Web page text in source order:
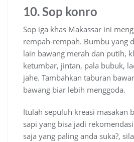
10. Sop konro
Sop iga khas Makassar ini
rempah-rempah. Bumbu yang
lain bawang merah dan putih,
ketumbar, jintan, pala bubuk,
jahe. Tambahkan taburan
bawang biar lebih menggoda.
Itulah sepuluh kreasi masakan
sapi yang bisa jadi
saja yang paling anda suka?,